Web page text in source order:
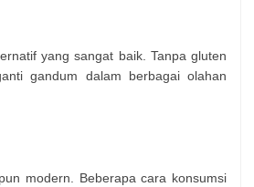
yang sangat baik. Tanpa gluten
gandum dalam berbagai olahan
modern. Beberapa cara konsumsi